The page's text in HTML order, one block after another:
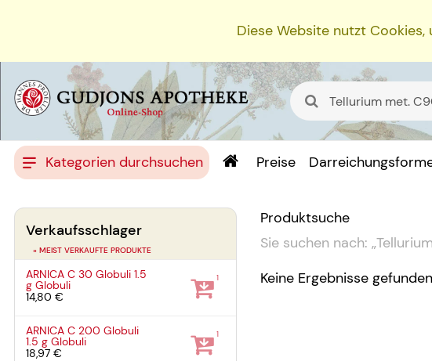
Diese Website nutzt
Kategorien durchsuchen Preise
Produktsuche
Sie suchen nach: „
Keine Ergebnisse
Verkaufsschlager
» MEIST VERKAUFTE PRODUKTE
ARNICA C 30 Globuli1.5
gGlobuli
14,80 €
1
ARNICA C 200 Globuli
1.5 gGlobuli
18,97 €
1